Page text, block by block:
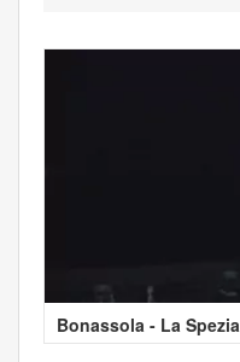
Bonassola - La Spezia